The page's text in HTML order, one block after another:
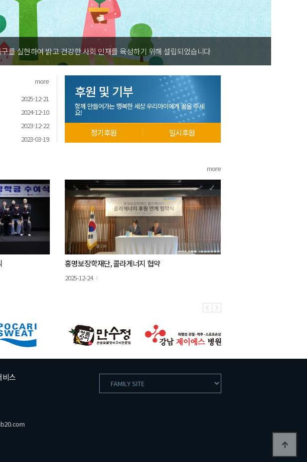
를 실현하여 밝고 건강한 사회 인재를 육성하기 위해 설립되었습니다
more
2025-12-21
2024-12-10
2023-12-22
2023-03-19
후원 및 기부
함께 만들어가는 행복한 세상 우리아이에게 꿈을 주세
요!
정기후원 일시후원
more
홍명보장학재단, 콜라게너지 협약
2025-12-24
비스